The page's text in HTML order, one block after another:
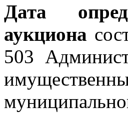
Дата
аукциона
503